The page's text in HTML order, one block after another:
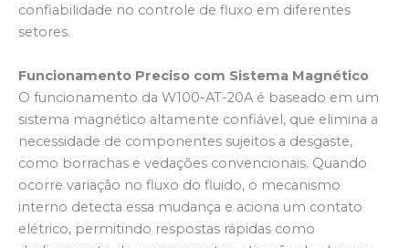
confiabilidade no controle de fluxo em diferentes
setores.
Funcionamento Preciso com Sistema Magnético
O funcionamento da W100-AT-20A é baseado em um
sistema magnético altamente confiável, que elimina a
necessidade de componentes sujeitos a desgaste,
como borrachas e vedações convencionais. Quando
ocorre variação no fluxo do fluido, o mecanismo
interno detecta essa mudança e aciona um contato
elétrico, permitindo respostas rápidas como